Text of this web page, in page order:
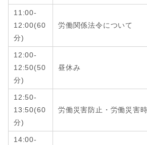
11:00-
12:00(60
分)
労働関係法令について
12:00-
12:50(50
分)
昼休み
12:50-
13:50(60
分)
労働災害防止・労働災害
14:00-